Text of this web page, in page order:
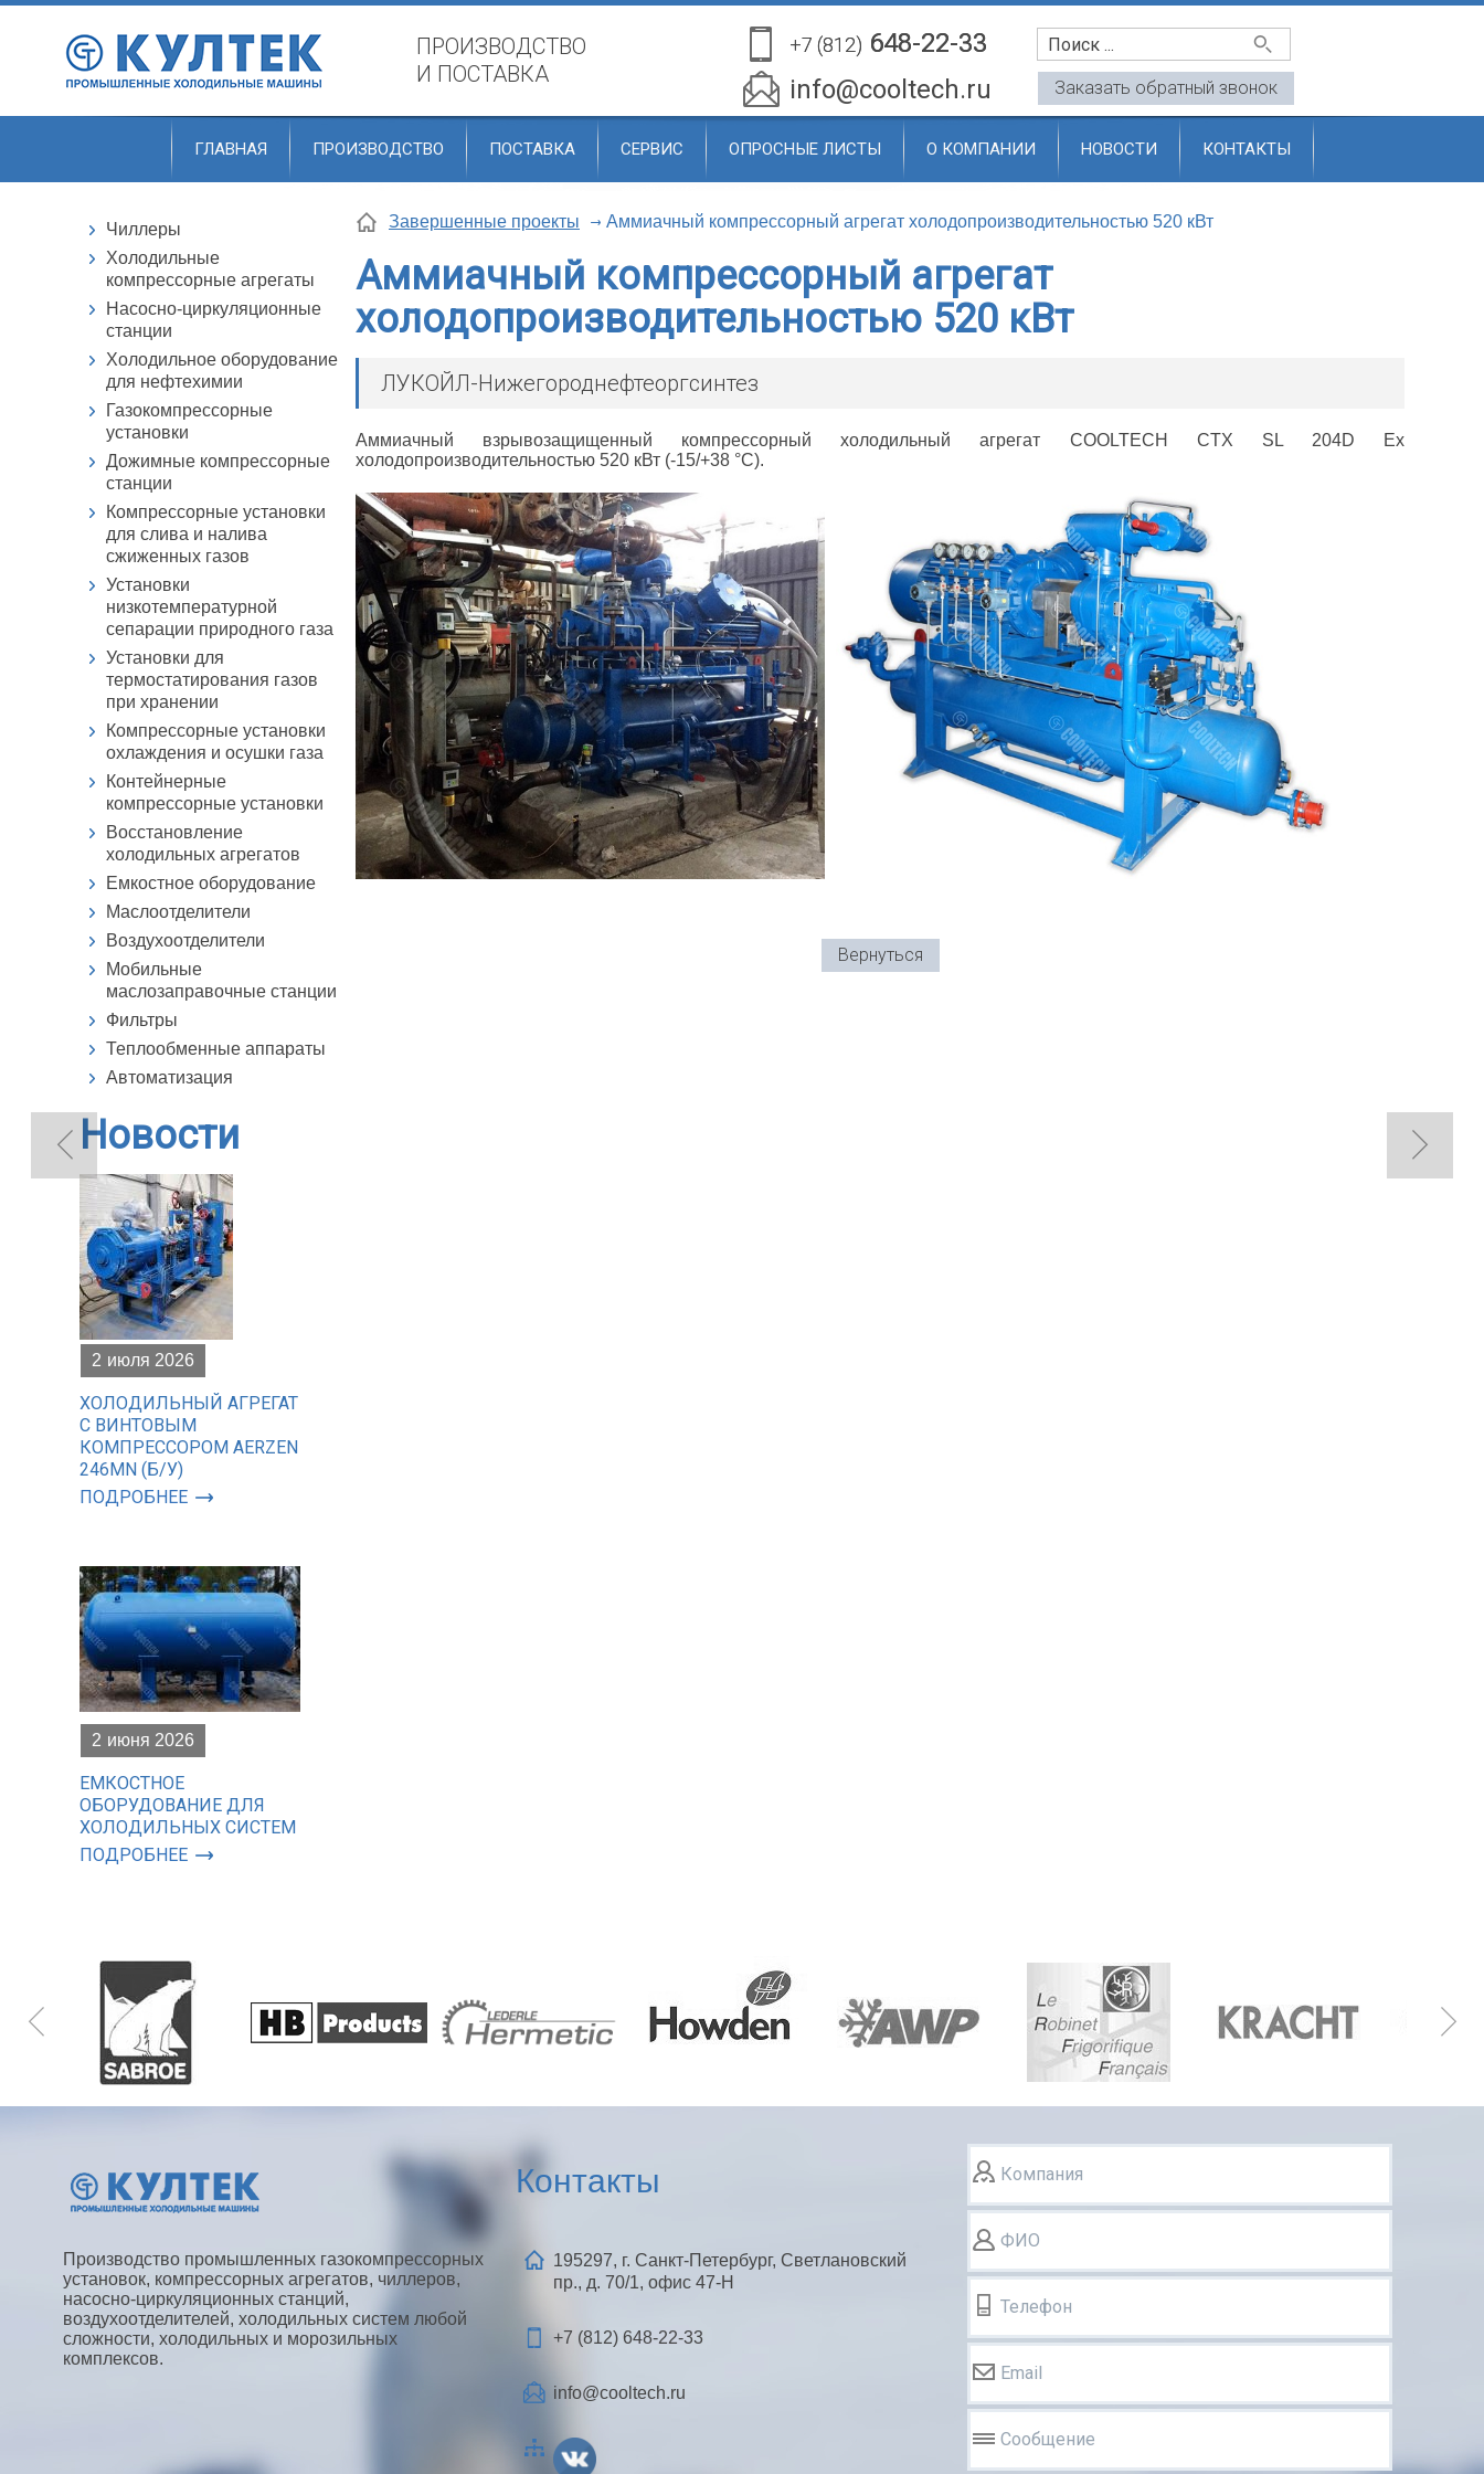
ПРОИЗВОДСТВО
И ПОСТАВКА
+7 (812) 648-22-33
info@cooltech.ru
Заказать обратный звонок
+7 (812) 648-22-33
ГЛАВНАЯ ПРОИЗВОДСТВО ПОСТАВКА СЕРВИС ОПРОСНЫЕ ЛИСТЫ О КОМПАНИИ НОВОСТИ КОНТАКТЫ
Чиллеры
Холодильные
компрессорные агрегаты
Насосно-циркуляционные
станции
Холодильное оборудование
для нефтехимии
Газокомпрессорные
установки
Дожимные компрессорные
станции
Компрессорные установки
для слива и налива
сжиженных газов
Установки
низкотемпературной
сепарации природного газа
Установки для
термостатирования газов
при хранении
Компрессорные установки
охлаждения и осушки газа
Контейнерные
компрессорные установки
Восстановление
холодильных агрегатов
Емкостное оборудование
Маслоотделители
Воздухоотделители
Мобильные
маслозаправочные станции
Фильтры
Теплообменные аппараты
Автоматизация
Новости
2 июля 2026
ХОЛОДИЛЬНЫЙ АГРЕГАТ
С ВИНТОВЫМ
КОМПРЕССОРОМ AERZEN
246MN (Б/У)
ПОДРОБНЕЕ
2 июня 2026
ЕМКОСТНОЕ
ОБОРУДОВАНИЕ ДЛЯ
ХОЛОДИЛЬНЫХ СИСТЕМ
ПОДРОБНЕЕ
Завершенные проекты Аммиачный компрессорный агрегат холодопроизводительностью 520 кВт
Аммиачный компрессорный агрегат
холодопроизводительностью 520 кВт
ЛУКОЙЛ-Нижегороднефтеоргсинтез
Аммиачный взрывозащищенный компрессорный холодильный агрегат COOLTECH CTX SL 204D Ex
холодопроизводительностью 520 кВт (-15/+38 °C).
Вернуться
Производство промышленных газокомпрессорных
установок, компрессорных агрегатов, чиллеров,
насосно-циркуляционных станций,
воздухоотделителей, холодильных систем любой
сложности, холодильных и морозильных
комплексов.
Контакты
195297, г. Санкт-Петербург, Светлановский
пр., д. 70/1, офис 47-Н
+7 (812) 648-22-33
info@cooltech.ru
Компания
ФИО
Телефон
Email
Сообщение